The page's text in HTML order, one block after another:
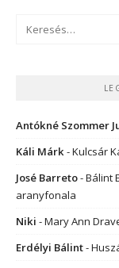
Antókné Szommer
Káli Márk -Kulcsár
José Barreto-Bálint
aranyfonala
Niki -Mary Ann
Erdélyi Bálint-